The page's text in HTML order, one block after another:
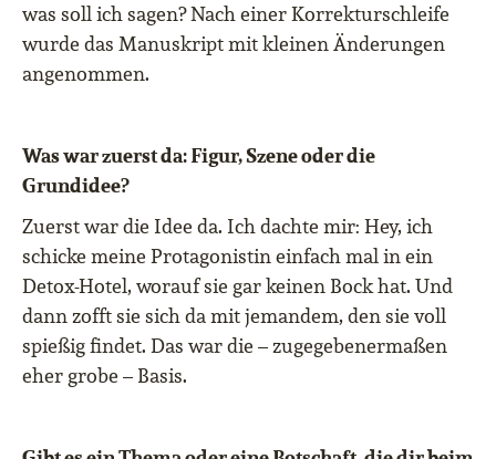
was soll ich sagen? Nach einer Korrekturschleife
wurde das Manuskript mit kleinen Änderungen
angenommen.
Was war zuerst da: Figur, Szene oder die
Grundidee?
Zuerst war die Idee da. Ich dachte mir: Hey, ich
schicke meine Protagonistin einfach mal in ein
Detox-Hotel, worauf sie gar keinen Bock hat. Und
dann zofft sie sich da mit jemandem, den sie voll
spießig findet. Das war die – zugegebenermaßen
eher grobe – Basis.